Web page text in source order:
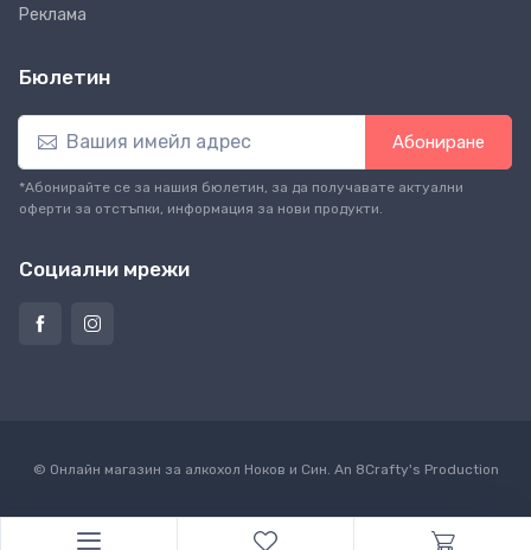
Реклама
Бюлетин
Абониране
*Абонирайте се за нашия бюлетин, за да получавате актуални
оферти за отстъпки, информация за нови продукти.
Социални мрежи
© Онлайн магазин за алкохол Ноков и Син. An 8Crafty's Production